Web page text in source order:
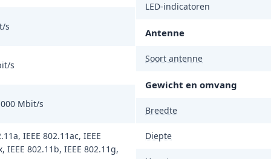
s
s
Mbit/s
IEEE 802.11ac, IEEE
IEEE 802.11b, IEEE 802.11g,
LED-indicatoren
Antenne
Soort antenne
Gewicht en omvang
Breedte
Diepte